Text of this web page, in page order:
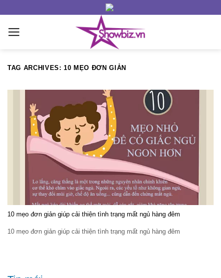
content
TAG ARCHIVES:10 MẸO ĐƠN GIẢN
10 mẹo đơn giản giúp cải thiện tình trạng mất ngủ hàng đêm
10 mẹo đơn giản giúp cải thiện tình trạng mất ngủ hàng đêm